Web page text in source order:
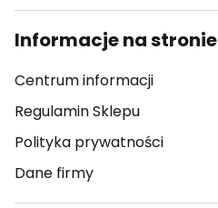
Informacje na stronie
Centrum informacji
Regulamin Sklepu
Polityka prywatności
Dane firmy